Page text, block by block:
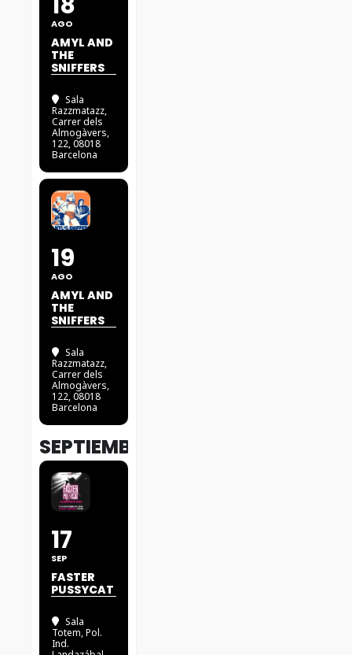
AGO
AMYL AND
THE
SNIFFERS
Sala
Razzmatazz,
Carrer dels
Almogàvers,
122, 08018
Barcelona
19
AGO
AMYL AND
THE
SNIFFERS
Sala
Razzmatazz,
Carrer dels
Almogàvers,
122, 08018
Barcelona
SEPTIEMBRE
17
SEP
FASTER
PUSSYCAT
Sala
Totem, Pol.
Ind.